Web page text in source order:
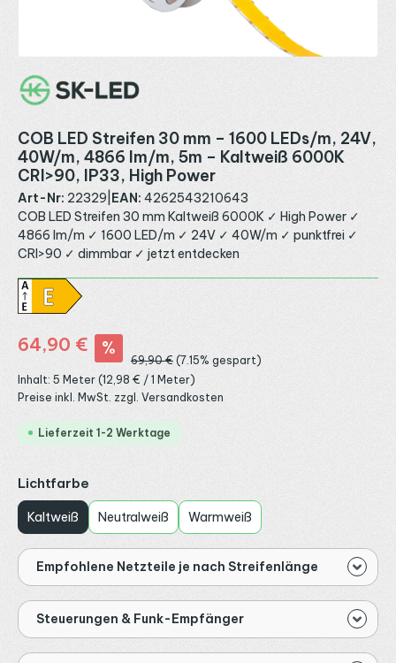
COB LED Streifen 30 mm – 1600 LEDs/m, 24V,
40W/m, 4866 lm/m, 5m – Kaltweiß 6000K
CRI>90, IP33, High Power
Art-Nr: 22329 EAN: 4262543210643
COB LED Streifen 30 mm Kaltweiß 6000K ✓ High Power ✓
4866 lm/m ✓ 1600 LED/m ✓ 24V ✓ 40W/m ✓ punktfrei ✓
CRI>90 ✓ dimmbar ✓ jetzt entdecken
Verkaufspreis:
64,90 € %
Regulärer Preis:
69,90 € (7.15% gespart)
Inhalt: 5 Meter (12,98 € / 1 Meter)
Preise inkl. MwSt. zzgl. Versandkosten
Lieferzeit 1-2 Werktage
Lichtfarbe
Kaltweiß Neutralweiß Warmweiß
Empfohlene Netzteile je nach Streifenlänge
Steuerungen & Funk-Empfänger